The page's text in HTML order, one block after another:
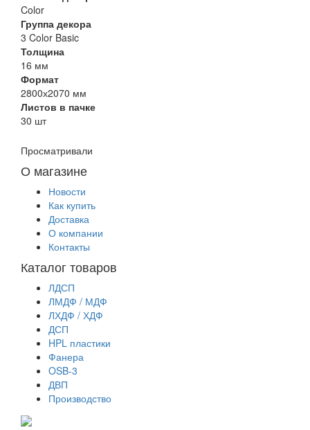
Color
Группа декора
3 Color Basic
Толщина
16 мм
Формат
2800х2070 мм
Листов в пачке
30 шт
Просматривали
О магазине
Новости
Как купить
Доставка
О компании
Контакты
Каталог товаров
ЛДСП
ЛМДФ / МДФ
ЛХДФ / ХДФ
ДСП
HPL пластики
Фанера
OSB-3
ДВП
Производство